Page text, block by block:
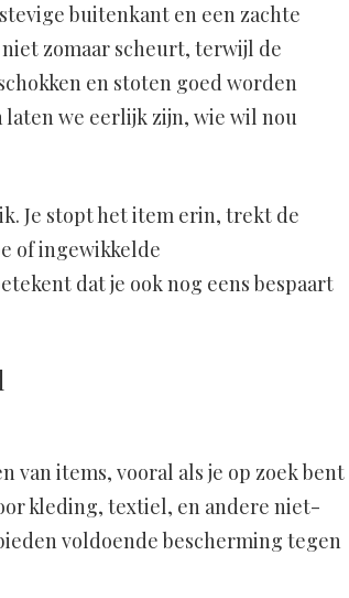
buitenkant en een zachte
zomaar scheurt, terwijl de
en stoten goed worden
laten we eerlijk zijn, wie wil nou
Je stopt het item erin, trekt de
of ingewikkelde
dat je ook nog eens bespaart
van items, vooral als je op zoek bent
kleding, textiel, en andere niet-
voldoende bescherming tegen